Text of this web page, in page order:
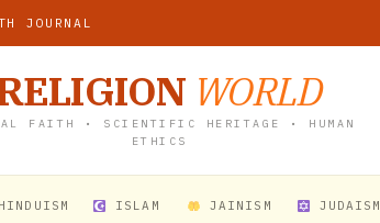
JOURNAL
WORLD
FAITH • SCIENTIFIC HERITAGE • HUMAN
ETHICS
ISLAM JAINISM JUDAISM